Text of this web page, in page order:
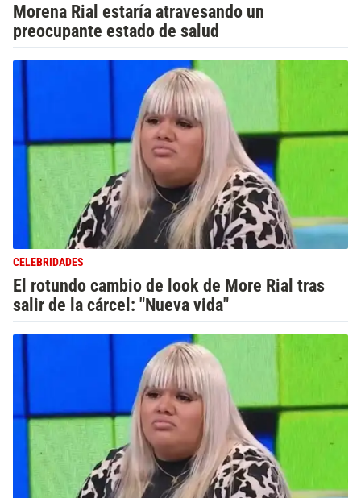
Morena Rial estaría atravesando un
preocupante estado de salud
CELEBRIDADES
El rotundo cambio de look de More Rial tras
salir de la cárcel: "Nueva vida"